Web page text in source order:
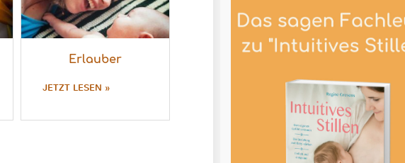
Erlauber
JETZT LESEN »